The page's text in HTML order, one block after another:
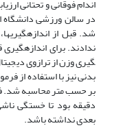
شد. قبل از
بدنی نیز با استفاده از
دقیقه بود تا خستگی
بعدی نداشته باشد.